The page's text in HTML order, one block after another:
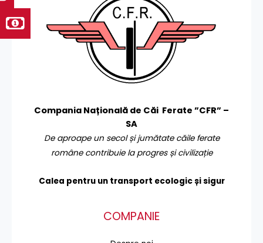
Compania Națională de Căi Ferate ”CFR” –
SA
De aproape un secol și jumătate căile ferate
române contribuie la progres și civilizație
Calea pentru un transport ecologic și sigur
COMPANIE